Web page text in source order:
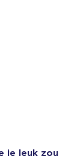
je leuk zou